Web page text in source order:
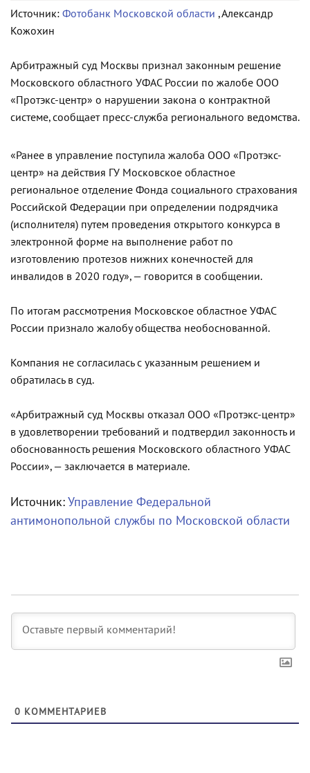
Источник: Фотобанк Московской области , Александр
Кожохин
Арбитражный суд Москвы признал законным решение
Московского областного УФАС России по жалобе ООО
«Протэкс-центр» о нарушении закона о контрактной
системе, сообщает пресс-служба регионального ведомства.
«Ранее в управление поступила жалоба ООО «Протэкс-
центр» на действия ГУ Московское областное
региональное отделение Фонда социального страхования
Российской Федерации при определении подрядчика
(исполнителя) путем проведения открытого конкурса в
электронной форме на выполнение работ по
изготовлению протезов нижних конечностей для
инвалидов в 2020 году», — говорится в сообщении.
По итогам рассмотрения Московское областное УФАС
России признало жалобу общества необоснованной.
Компания не согласилась с указанным решением и
обратилась в суд.
«Арбитражный суд Москвы отказал ООО «Протэкс-центр»
в удовлетворении требований и подтвердил законность и
обоснованность решения Московского областного УФАС
России», — заключается в материале.
Источник:Управление Федеральной
антимонопольной службы по Московской области
0 КОММЕНТАРИЕВ